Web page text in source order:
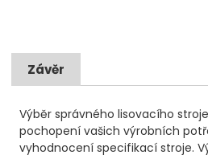
Závěr
Výběr správného lisovacího
pochopení vašich výrobních
vyhodnocení specifikací stroje.